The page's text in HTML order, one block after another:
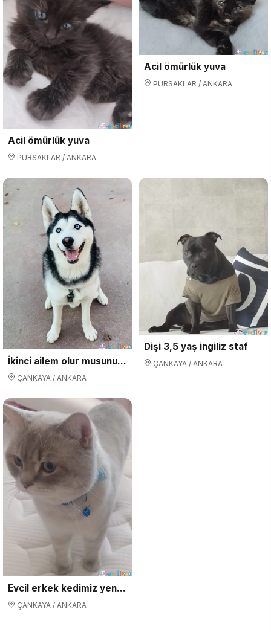
Acil ömürlük yuva
PURSAKLAR / ANKARA
Acil ömürlük yuva
PURSAKLAR / ANKARA
İkinci ailem olur musunuz?
ÇANKAYA / ANKARA
Dişi 3,5 yaş ingiliz staf
ÇANKAYA / ANKARA
Evcil erkek kedimiz yeni yuvasını arıyor
ÇANKAYA / ANKARA